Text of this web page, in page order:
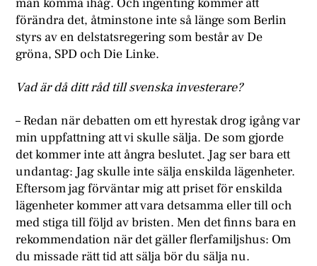
förändra det, åtminstone inte så länge som Berlin
styrs av en delstatsregering som består av De
gröna, SPD och Die Linke.
Vad är då ditt råd till svenska investerare?
– Redan när debatten om ett hyrestak drog igång var
min uppfattning att vi skulle sälja. De som gjorde
det kommer inte att ångra beslutet. Jag ser bara ett
undantag: Jag skulle inte sälja enskilda lägenheter.
Eftersom jag förväntar mig att priset för enskilda
lägenheter kommer att vara detsamma eller till och
med stiga till följd av bristen. Men det finns bara en
rekommendation när det gäller flerfamiljshus: Om
du missade rätt tid att sälja bör du sälja nu.